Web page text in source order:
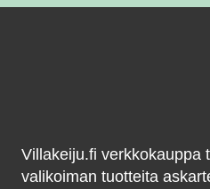
Villakeiju.fi verkkokauppa
valikoiman tuotteita